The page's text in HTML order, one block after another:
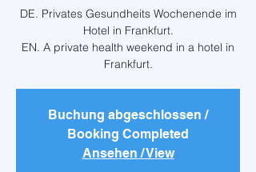
DE. Privates Gesundheits Wochenende im
Hotel in Frankfurt.
EN. A private health weekend in a hotel in
Frankfurt.
Buchung abgeschlossen /
Booking Completed
Ansehen / View